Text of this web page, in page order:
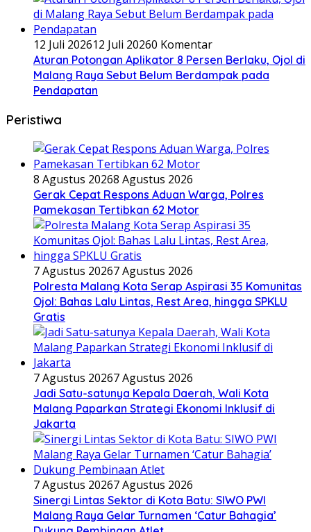
12 Juli 202612 Juli 20260 Komentar
Aturan Potongan Aplikator 8 Persen Berlaku, Ojol di
Malang Raya Sebut Belum Berdampak pada
Pendapatan
Peristiwa
8 Agustus 20268 Agustus 2026
Gerak Cepat Respons Aduan Warga, Polres
Pamekasan Tertibkan 62 Motor
7 Agustus 20267 Agustus 2026
Polresta Malang Kota Serap Aspirasi 35 Komunitas
Ojol: Bahas Lalu Lintas, Rest Area, hingga SPKLU
Gratis
7 Agustus 20267 Agustus 2026
Jadi Satu-satunya Kepala Daerah, Wali Kota
Malang Paparkan Strategi Ekonomi Inklusif di
Jakarta
7 Agustus 20267 Agustus 2026
Sinergi Lintas Sektor di Kota Batu: SIWO PWI
Malang Raya Gelar Turnamen ‘Catur Bahagia’